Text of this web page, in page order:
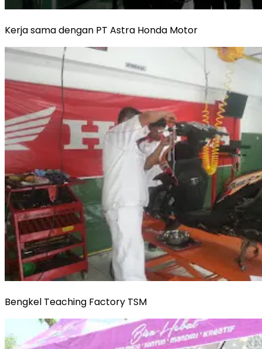
Kerja sama dengan PT Astra Honda Motor
Bengkel Teaching Factory TSM